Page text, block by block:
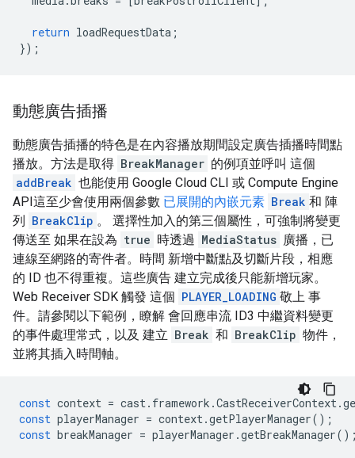
return loadRequestData ;
});
動態廣告插播
動態廣告插播的特色是在內容播放期間設定廣告插播時間點
播放。方法是取得 BreakManager 的例項並呼叫 這個
addBreak 也能使用 Google Cloud CLI 或 Compute Engine
API這至少會使用兩個參數 已展開的內嵌元素 Break 和 陣
列 BreakClip 。 選擇性加入的第三個屬性，可強制將變更
傳送至 如果在設為 true 時透過 MediaStatus 廣播，已
連線至網路的寄件者。時間 新增中斷點及切斷片段，相應
的 ID 也不得重複。這些廣告 建立完成後只能新增玩家。
Web Receiver SDK 觸發 這個 PLAYER_LOADING 敬上 事
件。請參閱以下範例，瞭解 會回應串流 ID3 中繼資料變更
的事件處理常式，以及 建立 Break 和 BreakClip 物件，
並將其插入時間軸。
const context = cast. framework .CastReceiverContext.
const playerManager = context.getPlayerManager();
const breakManager = playerManager .getBreakManager